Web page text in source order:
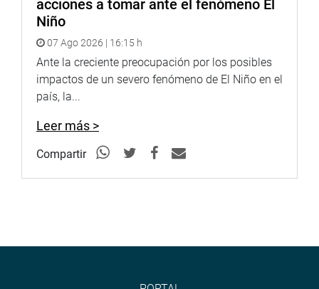
acciones a tomar ante el fenómeno El
Niño
07 Ago 2026 | 16:15 h
Ante la creciente preocupación por los posibles
impactos de un severo fenómeno de El Niño en el
país, la...
Leer más >
Compartir